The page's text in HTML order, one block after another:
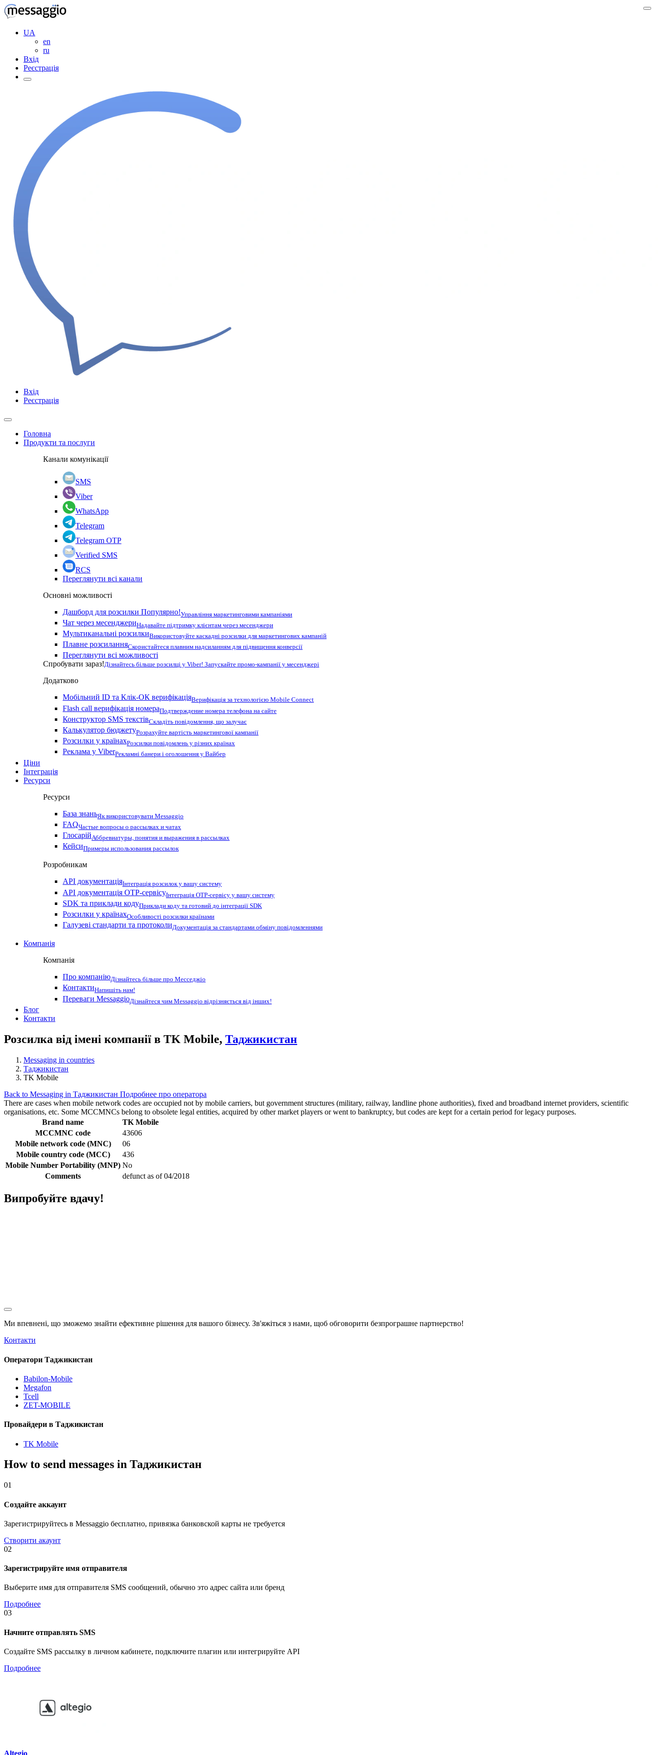
UA
en
ru
Вхід
Реєстрація
Вхід
Реєстрація
Головна
Продукти та послуги
Канали комунікації
SMS
Viber
WhatsApp
Telegram
Telegram OTP
Verified SMS
RCS
Переглянути всі канали
Основні можливості
Дашборд для розсилки Популярно!Управління маркетинговими кампаніями
Чат через месенджериНадавайте підтримку клієнтам через месенджери
Мультиканальні розсилкиВикористовуйте каскадні розсилки для маркетингових кампаній
Плавне розсиланняСкористайтеся плавним надсиланням для підвищення конверсії
Переглянути всі можливості
Спробувати зараз!Дізнайтесь більше розсилці у Viber! Запускайте промо-кампанії у месенджері
Додатково
Мобільний ID та Клік-ОК верифікаціяВерифікація за технологією Mobile Connect
Flash call верифікація номераПодтверждение номера телефона на сайте
Конструктор SMS текстівСкладіть повідомлення, що залучає
Калькулятор бюджетуРозрахуйте вартість маркетингової кампанії
Розсилки у країнахРозсилки повідомлень у різних країнах
Реклама у ViberРекламні банери і оголошення у Вайбер
Ціни
Інтеграція
Ресурси
Ресурси
База знаньЯк використовувати Messaggio
FAQЧастые вопросы о рассылках и чатах
ГлосарійАббревиатуры, понятия и выражения в рассылках
КейсиПримеры использования рассылок
Розробникам
API документаціяІнтеграція розсилок у вашу систему
API документація OTP-сервісуІнтеграція OTP-сервісу у вашу систему
SDK та приклади кодуПриклади коду та готовий до інтеграції SDK
Розсилки у країнахОсобливості розсилки країнами
Галузеві стандарти та протоколиДокументація за стандартами обміну повідомленнями
Компанія
Компанія
Про компаніюДізнайтесь більше про Месседжіо
КонтактиНапишіть нам!
Переваги MessaggioДізнайтеся чим Messaggio відрізняється від інших!
Блог
Контакти
Розсилка від імені компанії в TK Mobile, Таджикистан
Messaging in countries
Таджикистан
TK Mobile
Back to Messaging in Таджикистан Подробнее про оператора
There are cases when mobile network codes are occupied not by mobile carriers, but government structures (military, railway, landline phone authorities), fixed and broadband internet providers, scientific
organisations, etc. Some MCCMNCs belong to obsolete legal entities, acquired by other market players or went to bankruptcy, but codes are kept for a certain period for legacy purposes.
Brand name
TK Mobile
MCCMNC code
43606
Mobile network code (MNC)
06
Mobile country code (MCC)
436
Mobile Number Portability (MNP) No
Comments
defunct as of 04/2018
Випробуйте вдачу!
Ми впевнені, що зможемо знайти ефективне рішення для вашого бізнесу. Зв'яжіться з нами, щоб обговорити безпрограшне партнерство!
Контакти
Оператори Таджикистан
Babilon-Mobile
Megafon
Tcell
ZET-MOBILE
Провайдери в Таджикистан
TK Mobile
How to send messages in Таджикистан
01
Создайте аккаунт
Зарегистрируйтесь в Messaggio бесплатно, привязка банковской карты не требуется
Створити акаунт
02
Зарегистрируйте имя отправителя
Выберите имя для отправителя SMS сообщений, обычно это адрес сайта или бренд
Подробнее
03
Начните отправлять SMS
Создайте SMS рассылку в личном кабинете, подключите плагин или интегрируйте API
Подробнее